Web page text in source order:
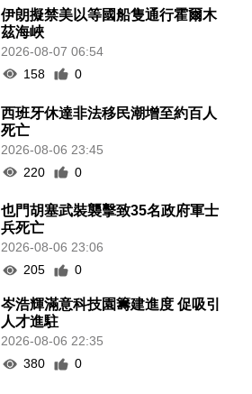
伊朗擬禁美以等國船隻通行霍爾木
茲海峽
2026-08-07 06:54
158
0
西班牙休達非法移民潮增至約百人
死亡
2026-08-06 23:45
220
0
也門胡塞武裝襲擊致35名政府軍士
兵死亡
2026-08-06 23:06
205
0
岑浩輝滿意科技園籌建進度 促吸引
人才進駐
2026-08-06 22:35
380
0